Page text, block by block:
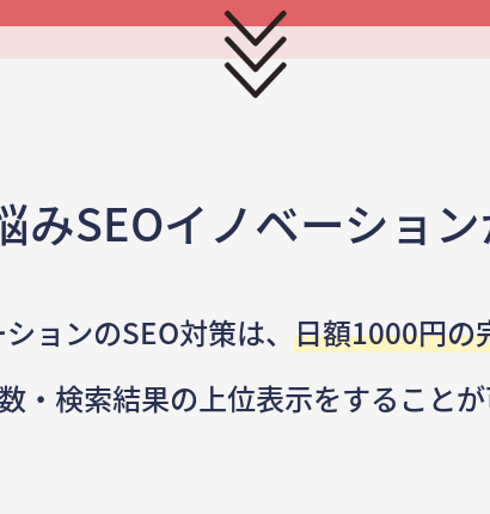
みSEOイノベーション
ョンのSEO対策は、 日額1000円の
・検索結果の 上位表示をすることが